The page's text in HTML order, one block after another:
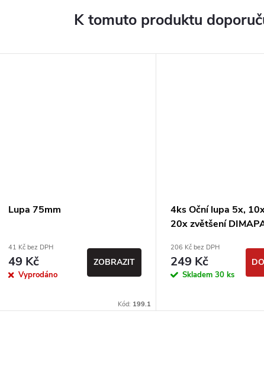
K tomuto produktu
Lupa 75mm
41 Kč bez DPH
49 Kč
Vyprodáno
ZOBRAZIT
Kód: 199.1
4ks Oční lupa 5x,
20x zvětšení
206 Kč bez DPH
249 Kč
Skladem 30 ks